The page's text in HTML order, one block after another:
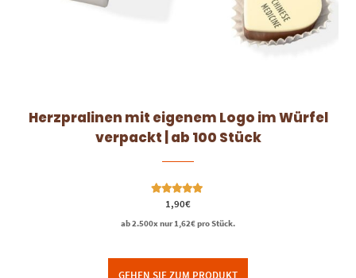
Herzpralinen mit eigenem Logo im Würfel
verpackt | ab 100 Stück
Bewertet mit
5.00
von 5
1,90€
ab 2.500x nur1,62€pro Stück.
GEHEN SIE ZUM PRODUKT